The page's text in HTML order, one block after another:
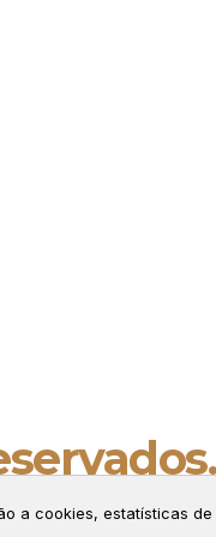
a cookies, estatísticas